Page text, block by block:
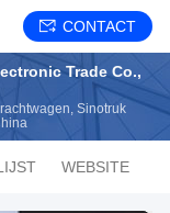
CONTACT
Trade Co.,
Sinotruk
WEBSITE